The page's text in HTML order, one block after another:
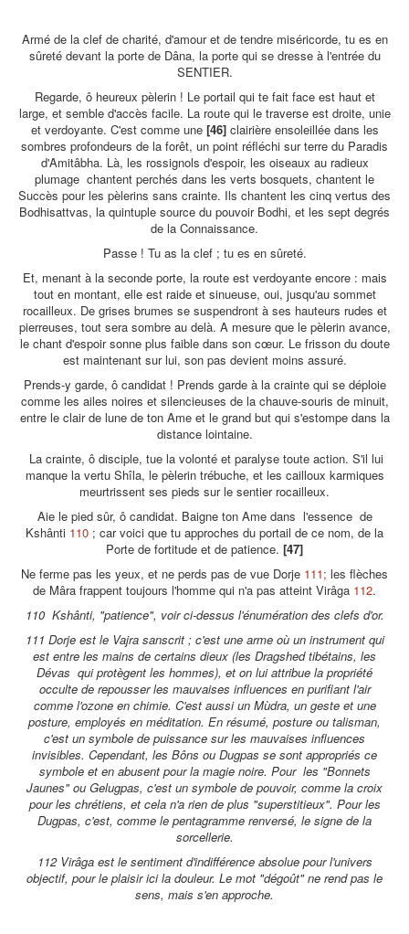
Armé de la clef de charité, d'amour et de tendre miséricorde, tu es en
sûreté devant la porte de Dâna, la porte qui se dresse à l'entrée du
SENTIER.
Regarde, ô heureux pèlerin ! Le portail qui te fait face est haut et
large, et semble d'accès facile. La route qui le traverse est droite, unie
et verdoyante. C'est comme une [46] clairière ensoleillée dans les
sombres profondeurs de la forêt, un point réfléchi sur terre du Paradis
d'Amitâbha. Là, les rossignols d'espoir, les oiseaux au radieux
plumage chantent perchés dans les verts bosquets, chantent le
Succès pour les pèlerins sans crainte. Ils chantent les cinq vertus des
Bodhisattvas, la quintuple source du pouvoir Bodhi, et les sept degrés
de la Connaissance.
Passe ! Tu as la clef ; tu es en sûreté.
Et, menant à la seconde porte, la route est verdoyante encore : mais
tout en montant, elle est raide et sinueuse, oui, jusqu'au sommet
rocailleux. De grises brumes se suspendront à ses hauteurs rudes et
pierreuses, tout sera sombre au delà. A mesure que le pèlerin avance,
le chant d'espoir sonne plus faible dans son cœur. Le frisson du doute
est maintenant sur lui, son pas devient moins assuré.
Prends-y garde, ô candidat ! Prends garde à la crainte qui se déploie
comme les ailes noires et silencieuses de la chauve-souris de minuit,
entre le clair de lune de ton Ame et le grand but qui s'estompe dans la
distance lointaine.
La crainte, ô disciple, tue la volonté et paralyse toute action. S'il lui
manque la vertu Shîla, le pèlerin trébuche, et les cailloux karmiques
meurtrissent ses pieds sur le sentier rocailleux.
Aie le pied sûr, ô candidat. Baigne ton Ame dans l'essence de
Kshânti 110 ; car voici que tu approches du portail de ce nom, de la
Porte de fortitude et de patience. [47]
Ne ferme pas les yeux, et ne perds pas de vue Dorje 111; les flèches
de Mâra frappent toujours l'homme qui n'a pas atteint Virâga 112.
110 Kshânti, "patience", voir ci-dessus l'énumération des clefs d'or.
111 Dorje est le Vajra sanscrit ; c'est une arme où un instrument qui
est entre les mains de certains dieux (les Dragshed tibétains, les
Dévas qui protègent les hommes), et on lui attribue la propriété
occulte de repousser les mauvaises influences en purifiant l'air
comme l'ozone en chimie. C'est aussi un Mùdra, un geste et une
posture, employés en méditation. En résumé, posture ou talisman,
c'est un symbole de puissance sur les mauvaises influences
invisibles. Cependant, les Bôns ou Dugpas se sont appropriés ce
symbole et en abusent pour la magie noire. Pour les "Bonnets
Jaunes" ou Gelugpas, c'est un symbole de pouvoir, comme la croix
pour les chrétiens, et cela n'a rien de plus "superstitieux". Pour les
Dugpas, c'est, comme le pentagramme renversé, le signe de la
sorcellerie.
112 Virâga est le sentiment d'indifférence absolue pour l'univers
objectif, pour le plaisir ici la douleur. Le mot "dégoût" ne rend pas le
sens, mais s'en approche.